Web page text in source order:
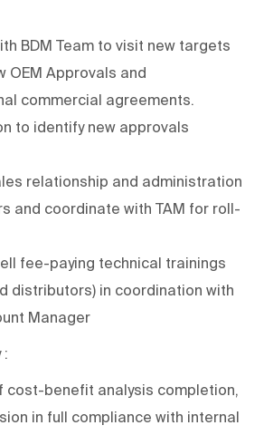
BDM Team to visit new targets
OEM Approvals and
commercial agreements.
to identify new approvals
relationship and administration
and coordinate with TAM for roll-
fee-paying technical trainings
distributors) in coordination with
Manager
:
cost-benefit analysis completion,
in full compliance with internal